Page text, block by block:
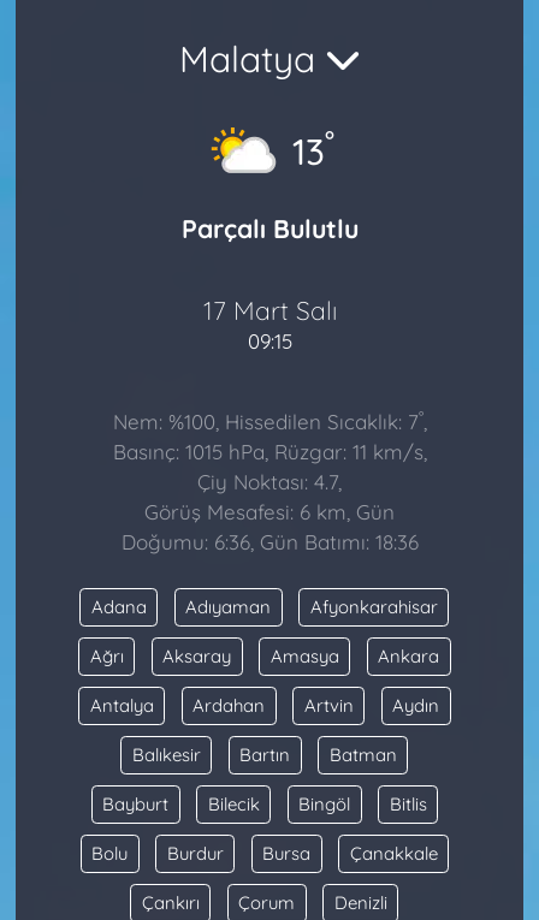
Malatya
13°
Parçalı Bulutlu
17 Mart Salı
09:15
Nem: %100, Hissedilen Sıcaklık: 7°,
Basınç: 1015 hPa, Rüzgar: 11 km/s,
Çiy Noktası: 4.7,
Görüş Mesafesi: 6 km, Gün
Doğumu: 6:36, Gün Batımı: 18:36
Adana Adıyaman Afyonkarahisar
Ağrı Aksaray Amasya Ankara
Antalya Ardahan Artvin Aydın
Balıkesir Bartın Batman
Bayburt Bilecik Bingöl Bitlis
Bolu Burdur Bursa Çanakkale
Çankırı Çorum Denizli